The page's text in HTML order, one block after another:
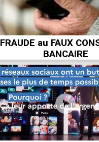
FRAUDE au FAUX
BANCAIRE